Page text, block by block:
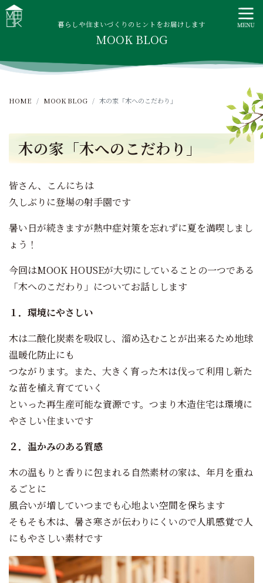
t
MOOK HOUSE ムックハウス
MOOK HOUSEはかごしま素材で建てる木の住まい。自然を
感じる四季に合わせた暮らし、家族がずっと住み継げる暮ら
暮らしや住まいづくりのヒントをお届けします
MOOK BLOG
HOME MOOK BLOG 木の家「木へのこだわり」
木の家「木へのこだわり」
皆さん、こんにちは
久しぶりに登場の射手園です
暑い日が続きますが熱中症対策を忘れずに夏を満喫しまし
ょう！
今回はMOOK HOUSEが大切にしていることの一つである
「木へのこだわり」についてお話しします
１．環境にやさしい
木は二酸化炭素を吸収し、溜め込むことが出来るため地球
温暖化防止にも
つながります。また、大きく育った木は伐って利用し新た
な苗を植え育てていく
といった再生産可能な資源です。つまり木造住宅は環境に
やさしい住まいです
２．温かみのある質感
木の温もりと香りに包まれる自然素材の家は、年月を重ね
るごとに
風合いが増していつまでも心地よい空間を保ちます
そもそも木は、暑さ寒さが伝わりにくいので人肌感覚で人
にもやさしい素材です